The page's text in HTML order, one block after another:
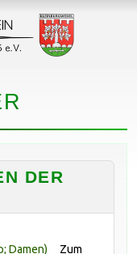
DER H
Zum